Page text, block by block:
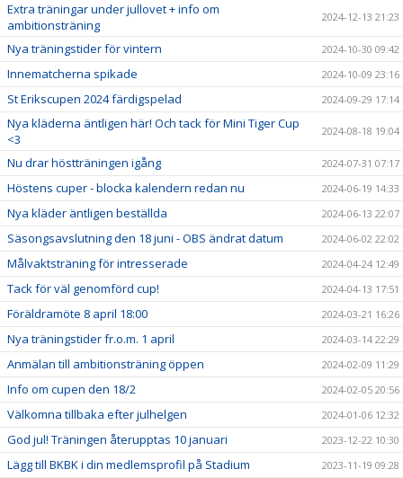
Extra träningar under jullovet + info om
ambitionsträning
2024-12-13 21:23
Nya träningstider för vintern 2024-10-30 09:42
Innematcherna spikade 2024-10-09 23:16
St Erikscupen 2024 färdigspelad 2024-09-29 17:14
Nya kläderna äntligen här! Och tack för Mini Tiger Cup
<3
2024-08-18 19:04
Nu drar höstträningen igång 2024-07-31 07:17
Höstens cuper - blocka kalendern redan nu 2024-06-19 14:33
Nya kläder äntligen beställda 2024-06-13 22:07
Säsongsavslutning den 18 juni - OBS ändrat datum 2024-06-02 22:02
Målvaktsträning för intresserade 2024-04-24 12:49
Tack för väl genomförd cup! 2024-04-13 17:51
Föräldramöte 8 april 18:00 2024-03-21 16:26
Nya träningstider fr.o.m. 1 april 2024-03-14 22:29
Anmälan till ambitionsträning öppen 2024-02-09 11:29
Info om cupen den 18/2 2024-02-05 20:56
Välkomna tillbaka efter julhelgen 2024-01-06 12:32
God jul! Träningen återupptas 10 januari 2023-12-22 10:30
Lägg till BKBK i din medlemsprofil på Stadium 2023-11-19 09:28